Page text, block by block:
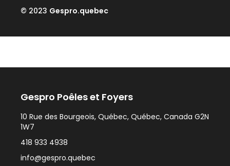
© 2023 Gespro.quebec
Gespro Poêles et Foyers
10 Rue des Bourgeois, Québec, Québec, Canada G2N
1W7
418 933 4938
info@gespro.quebec